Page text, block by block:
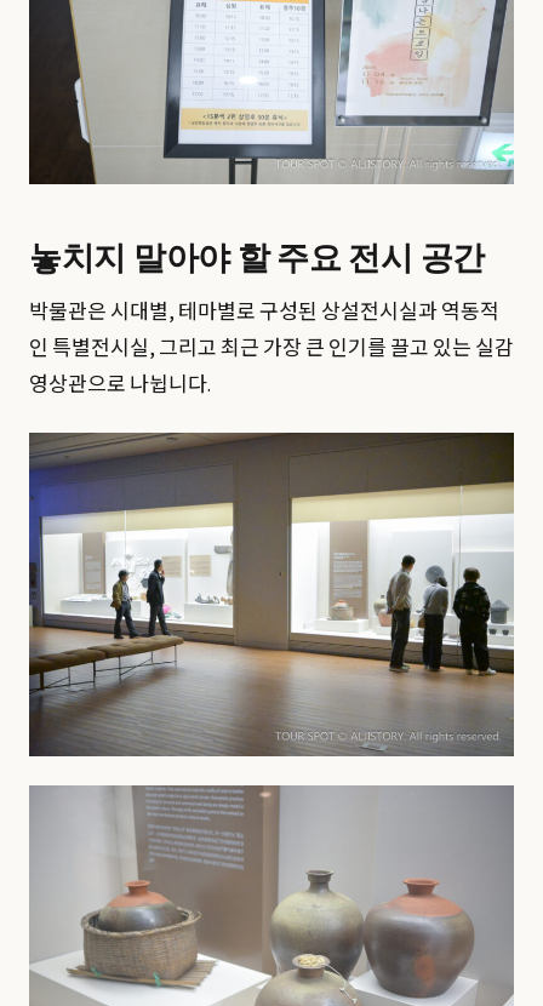
놓치지 말아야 할 주요 전시 공간
박물관은 시대별, 테마별로 구성된 상설전시실과 역동적
인 특별전시실, 그리고 최근 가장 큰 인기를 끌고 있는 실감
영상관으로 나뉩니다.